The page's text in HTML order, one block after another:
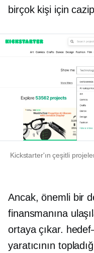
birçok kişi için
Kickstarter'ın çeşitli
Ancak, önemli bir
finansmanına
ortaya çıkar.
yaratıcının